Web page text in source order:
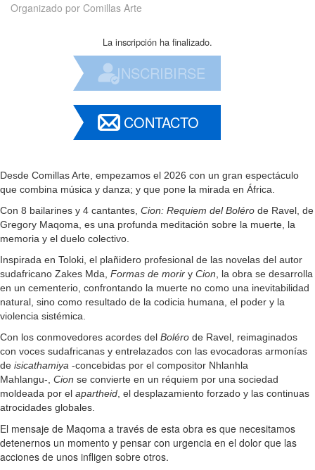
Organizado por Comillas Arte
La inscripción ha finalizado.
INSCRIBIRSE
CONTACTO
Desde Comillas Arte, empezamos el 2026 con un gran espectáculo
que combina música y danza; y que pone la mirada en África.
Con 8 bailarines y 4 cantantes, Cion: Requiem del Boléro de Ravel, de
Gregory Maqoma, es una profunda meditación sobre la muerte, la
memoria y el duelo colectivo.
Inspirada en Toloki, el plañidero profesional de las novelas del autor
sudafricano Zakes Mda, Formas de morir y Cion , la obra se desarrolla
en un cementerio, confrontando la muerte no como una inevitabilidad
natural, sino como resultado de la codicia humana, el poder y la
violencia sistémica.
Con los conmovedores acordes del Boléro de Ravel, reimaginados
con voces sudafricanas y entrelazados con las evocadoras armonías
de isicathamiya -concebidas por el compositor Nhlanhla
Mahlangu-, Cion se convierte en un réquiem por una sociedad
moldeada por el apartheid , el desplazamiento forzado y las continuas
atrocidades globales.
El mensaje de Maqoma a través de esta obra es que necesitamos
detenernos un momento y pensar con urgencia en el dolor que las
acciones de unos infligen sobre otros.